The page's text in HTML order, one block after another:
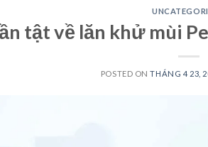
tật về lăn khử mùi
POSTED ONTHÁNG 4 23,